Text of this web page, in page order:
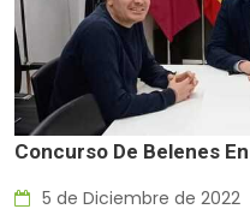
Concurso De Belenes
5 de Diciembre de 2022